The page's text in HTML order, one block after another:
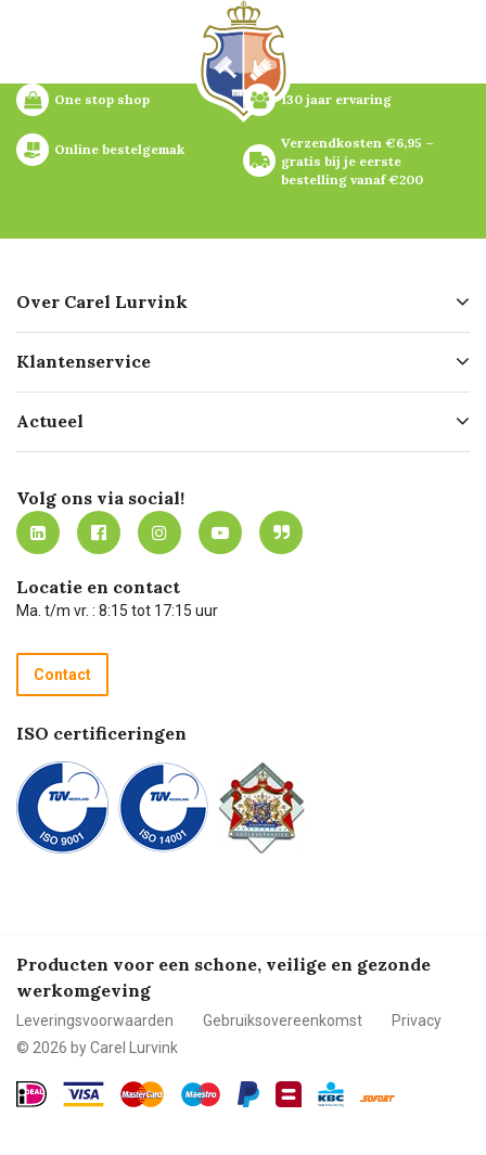
One stop shop 130 jaar ervaring
Online bestelgemak
Verzendkosten €6,95 –
gratis bij je eerste
bestelling vanaf €200
Over Carel Lurvink
Geschiedenis
Missie
Werken bij Carel Lurvink
MVO
Klantenservice
Bezorgen
Mijn Carel Lurvink
Mijn Carel Lurvink instructievideo's
Carel Lurvink App
Hulp op afstand
Technische dienst
Recycle programma
Betalen
Actueel
Innovation LAB
Tevreden klanten
Carel Lurvink Blog
Carel de podcast
Volg ons via social!
Locatie en contact
Ma. t/m vr. : 8:15 tot 17:15 uur
Contact
ISO certificeringen
Producten voor een schone, veilige en gezonde
werkomgeving
Leveringsvoorwaarden Gebruiksovereenkomst
Privacy
© 2026 by Carel Lurvink